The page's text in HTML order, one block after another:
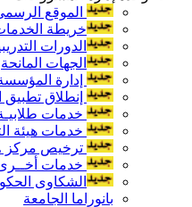
الموقع
خريطة الخدمات
الدورات
الجهات المانحة
إدارة
إنطلاق
خدمات
خدمات هيئة
ترخيص مركز ICDL بالجامعة
خدمات
الشكاوى
بانوراما الجامعة